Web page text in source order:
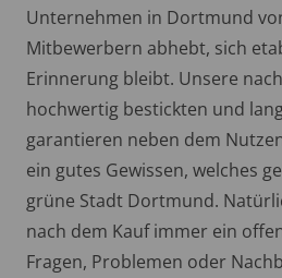
Unternehmen in Dortmund
Mitbewerbern abhebt, sich
Erinnerung bleibt. Unsere
hochwertig bestickten und
garantieren neben dem
ein gutes Gewissen, welches
grüne Stadt Dortmund.
nach dem Kauf immer ein
Fragen, Problemen oder